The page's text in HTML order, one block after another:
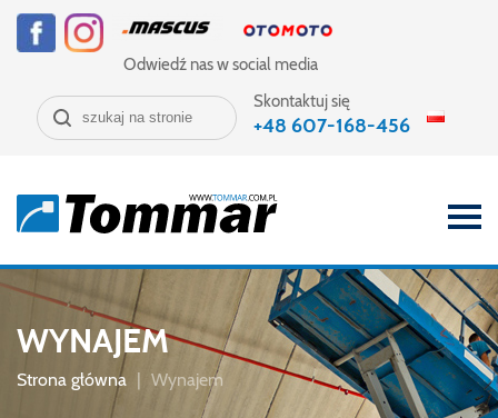
Odwiedź nas w social media
Skontaktuj się
+48 607-168-456
Toggle
WYNAJEM
Strona główna Wynajem